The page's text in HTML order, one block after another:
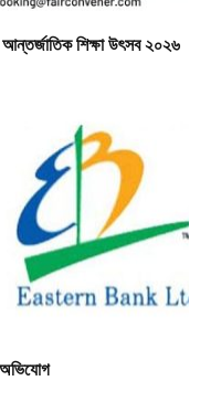
আন্তর্জাতিক শিক্ষা উৎসব ২০২৬
অভিযোগ